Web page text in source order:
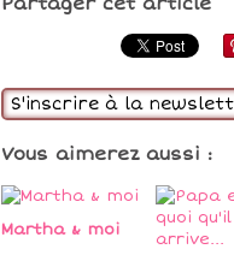
S'inscrire à la
Vous aimerez aussi :
Martha & moi